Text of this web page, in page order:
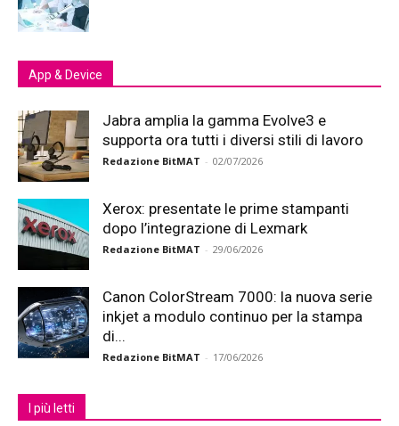
App & Device
Jabra amplia la gamma Evolve3 e
supporta ora tutti i diversi stili di lavoro
Redazione BitMAT - 02/07/2026
Xerox: presentate le prime stampanti
dopo l’integrazione di Lexmark
Redazione BitMAT - 29/06/2026
Canon ColorStream 7000: la nuova serie
inkjet a modulo continuo per la stampa
di...
Redazione BitMAT - 17/06/2026
I più letti